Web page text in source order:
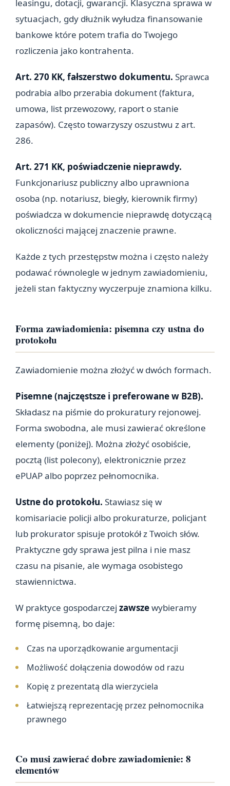
leasingu, dotacji, gwarancji. Klasyczna sprawa w
sytuacjach, gdy dłużnik wyłudza finansowanie
bankowe które potem trafia do Twojego
rozliczenia jako kontrahenta.
Art. 270 KK, fałszerstwo dokumentu. Sprawca
podrabia albo przerabia dokument (faktura,
umowa, list przewozowy, raport o stanie
zapasów). Często towarzyszy oszustwu z art.
286.
Art. 271 KK, poświadczenie nieprawdy.
Funkcjonariusz publiczny albo uprawniona
osoba (np. notariusz, biegły, kierownik firmy)
poświadcza w dokumencie nieprawdę dotyczącą
okoliczności mającej znaczenie prawne.
Każde z tych przestępstw można i często należy
podawać równolegle w jednym zawiadomieniu,
jeżeli stan faktyczny wyczerpuje znamiona kilku.
Forma zawiadomienia: pisemna czy ustna do
protokołu
Zawiadomienie można złożyć w dwóch formach.
Pisemne (najczęstsze i preferowane w B2B).
Składasz na piśmie do prokuratury rejonowej.
Forma swobodna, ale musi zawierać określone
elementy (poniżej). Można złożyć osobiście,
pocztą (list polecony), elektronicznie przez
ePUAP albo poprzez pełnomocnika.
Ustne do protokołu. Stawiasz się w
komisariacie policji albo prokuraturze, policjant
lub prokurator spisuje protokół z Twoich słów.
Praktyczne gdy sprawa jest pilna i nie masz
czasu na pisanie, ale wymaga osobistego
stawiennictwa.
W praktyce gospodarczej zawszewybieramy
formę pisemną, bo daje:
Czas na uporządkowanie argumentacji
Możliwość dołączenia dowodów od razu
Kopię z prezentatą dla wierzyciela
Łatwiejszą reprezentację przez pełnomocnika
prawnego
Co musi zawierać dobre zawiadomienie: 8
elementów